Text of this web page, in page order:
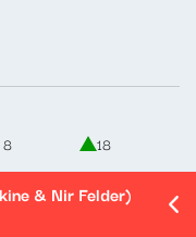
& Nir Felder)
8 18